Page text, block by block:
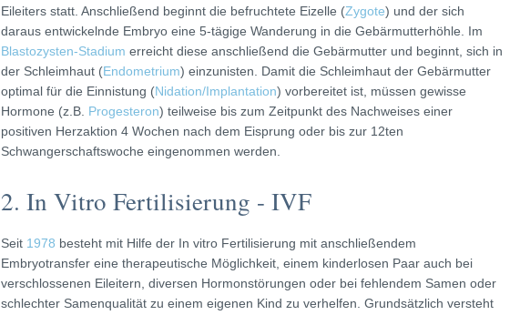
Eileiters statt. Anschließend beginnt die befruchtete Eizelle (Zygote) und der sich
daraus entwickelnde Embryo eine 5-tägige Wanderung in die Gebärmutterhöhle. Im
Blastozysten-Stadium erreicht diese anschließend die Gebärmutter und beginnt, sich in
der Schleimhaut (Endometrium) einzunisten. Damit die Schleimhaut der Gebärmutter
optimal für die Einnistung (Nidation/Implantation) vorbereitet ist, müssen gewisse
Hormone (z.B. Progesteron) teilweise bis zum Zeitpunkt des Nachweises einer
positiven Herzaktion 4 Wochen nach dem Eisprung oder bis zur 12ten
Schwangerschaftswoche eingenommen werden.
2. In Vitro Fertilisierung - IVF
Seit 1978 besteht mit Hilfe der In vitro Fertilisierung mit anschließendem
Embryotransfer eine therapeutische Möglichkeit, einem kinderlosen Paar auch bei
verschlossenen Eileitern, diversen Hormonstörungen oder bei fehlendem Samen oder
schlechter Samenqualität zu einem eigenen Kind zu verhelfen. Grundsätzlich versteht